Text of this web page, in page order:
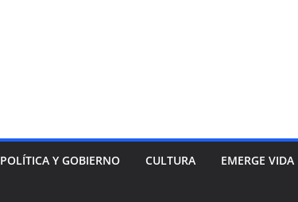
POLÍTICA Y GOBIERNO CULTURA EMERGE VIDA